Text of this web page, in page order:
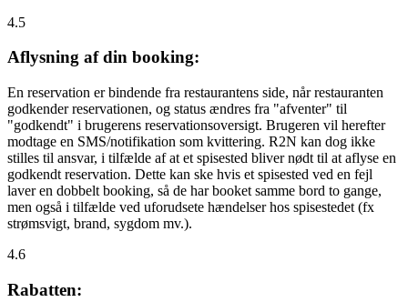
4.5
Aflysning af din booking:
En reservation er bindende fra restaurantens side, når restauranten
godkender reservationen, og status ændres fra "afventer" til
"godkendt" i brugerens reservationsoversigt. Brugeren vil herefter
modtage en SMS/notifikation som kvittering. R2N kan dog ikke
stilles til ansvar, i tilfælde af at et spisested bliver nødt til at aflyse en
godkendt reservation. Dette kan ske hvis et spisested ved en fejl
laver en dobbelt booking, så de har booket samme bord to gange,
men også i tilfælde ved uforudsete hændelser hos spisestedet (fx
strømsvigt, brand, sygdom mv.).
4.6
Rabatten: